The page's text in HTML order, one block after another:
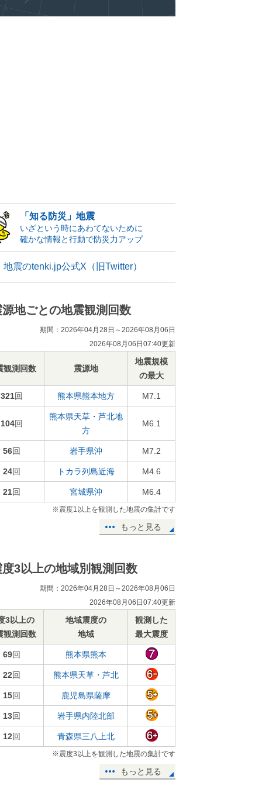
「知る防災」地震
いざという時にあわてないために
確かな情報と行動で防災力アップ
地震のtenki.jp公式X（旧Twitter）
源地ごとの地震観測回数
期間：2026年04月28日～2026年08月06日
2026年08月06日07:40更新
観測回数 震源地
地震規模
の最大
321回 熊本県熊本地方 M7.1
104回
熊本県天草・芦北地
方
M6.1
56回 岩手県沖 M7.2
24回 トカラ列島近海 M4.6
21回 宮城県沖 M6.4
※震度1以上を観測した地震の集計です
もっと見る
度3以上の地域別観測回数
期間：2026年04月28日～2026年08月06日
2026年08月06日07:40更新
3以上の
観測回数
地域震度の
地域
観測した
最大震度
69回 熊本県熊本
22回 熊本県天草・芦北
15回 鹿児島県薩摩
13回 岩手県内陸北部
12回 青森県三八上北
※震度3以上を観測した地震の集計です
もっと見る